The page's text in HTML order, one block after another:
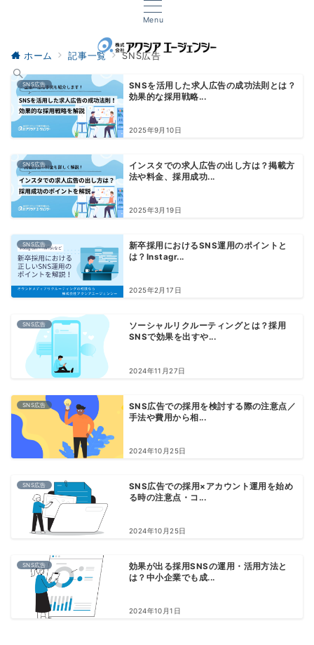
Menu
ホーム 記事一覧 SNS広告
SNS広告
SNSを活用した求人広告の成功法則とは？
効果的な採用戦略...
2025年9月10日
SNS広告
インスタでの求人広告の出し方は？掲載方
法や料金、採用成功...
2025年3月19日
SNS広告
新卒採用におけるSNS運用のポイントと
は？Instagr...
2025年2月17日
SNS広告
ソーシャルリクルーティングとは？採用
SNSで効果を出すや...
2024年11月27日
SNS広告
SNS広告での採用を検討する際の注意点／
手法や費用から相...
2024年10月25日
SNS広告
SNS広告での採用×アカウント運用を始め
る時の注意点・コ...
2024年10月25日
SNS広告
効果が出る採用SNSの運用・活用方法と
は？中小企業でも成...
2024年10月1日